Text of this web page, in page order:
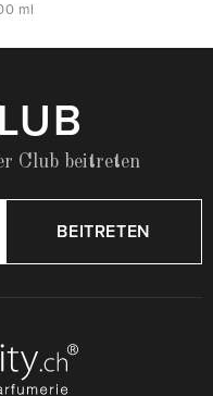
ml
Club beitreten
BEITRETEN